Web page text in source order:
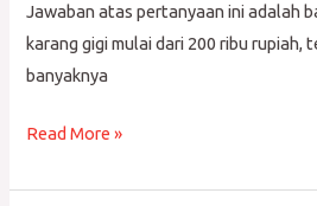
Jawaban atas pertanyaan ini adalah
karang gigi mulai dari 200 ribu rupiah,
banyaknya
Read More »